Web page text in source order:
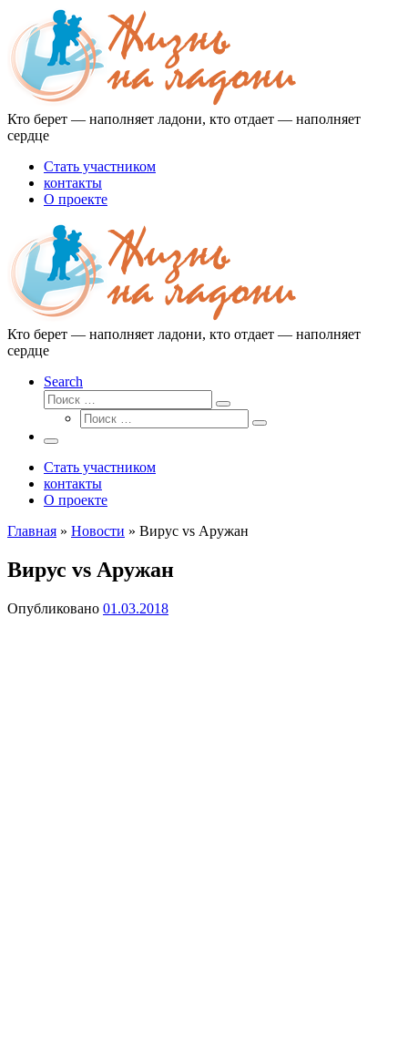
Перейти
содержимому
Кто берет — наполняет ладони, кто отдает — наполняет
сердце
Стать участником
контакты
О проекте
Кто берет — наполняет ладони, кто отдает — наполняет
сердце
Search
Поиск
Поиск
Поиск
Поиск
Меню
Стать участником
контакты
О проекте
Главная » Новости » Вирус vs Аружан
Вирус vs Аружан
Опубликовано 01.03.2018